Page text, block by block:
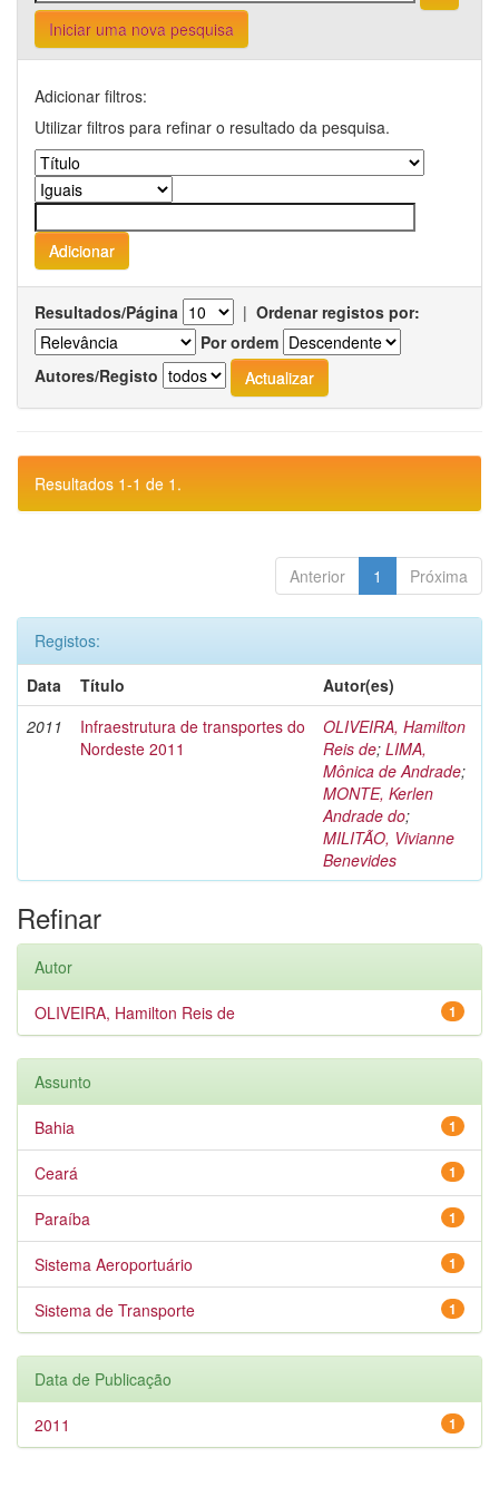
Iniciar uma nova pesquisa
Adicionar filtros:
Utilizar filtros para refinar o resultado da pesquisa.
Resultados/Página | Ordenar registos por:
Por ordem
Autores/Registo
Resultados 1-1 de 1.
Anterior 1 Próxima
Registos:
Data
Título
Autor(es)
2011
Infraestrutura de transportes do
Nordeste 2011
OLIVEIRA, Hamilton
Reis de; LIMA,
Mônica de Andrade;
MONTE, Kerlen
Andrade do;
MILITÃO, Vivianne
Benevides
Refinar
Autor
1
OLIVEIRA, Hamilton Reis de
Assunto
1
Bahia
1
Ceará
1
Paraíba
1
Sistema Aeroportuário
1
Sistema de Transporte
Data de Publicação
1
2011